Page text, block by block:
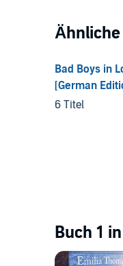
Bad Boys in
[German
6 Titel
Buch 1